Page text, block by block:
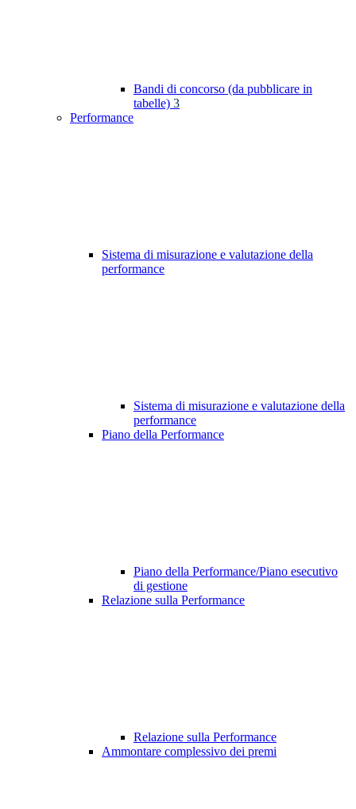
Bandi di concorso (da pubblicare in
tabelle) 3
Performance
Sistema di misurazione e valutazione della
performance
Sistema di misurazione e valutazione della
performance
Piano della Performance
Piano della Performance/Piano esecutivo
di gestione
Relazione sulla Performance
Relazione sulla Performance
Ammontare complessivo dei premi